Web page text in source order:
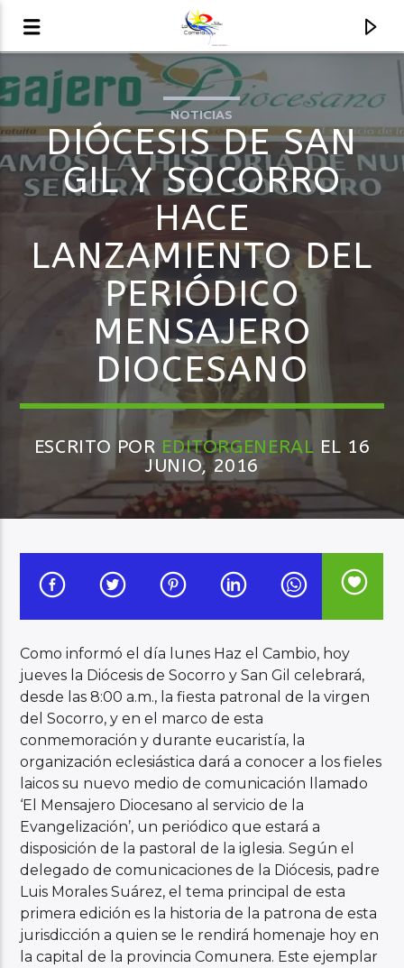
AUDIO EN VIVO
LA COMETA, SEÑALES A CIELO ABIERTO
Audio en Vivo
NOTICIAS
DIÓCESIS DE SAN
GIL Y SOCORRO
HACE
LANZAMIENTO DEL
PERIÓDICO
MENSAJERO
DIOCESANO
ESCRITO POR EDITORGENERAL EL 16
JUNIO, 2016
Como informó el día lunes Haz el Cambio, hoy
jueves la Diócesis de Socorro y San Gil celebrará,
desde las 8:00 a.m., la fiesta patronal de la virgen
del Socorro, y en el marco de esta
conmemoración y durante eucaristía, la
organización eclesiástica dará a conocer a los fieles
laicos su nuevo medio de comunicación llamado
‘El Mensajero Diocesano al servicio de la
Evangelización’, un periódico que estará a
disposición de la pastoral de la iglesia. Según el
delegado de comunicaciones de la Diócesis, padre
Luis Morales Suárez, el tema principal de esta
primera edición es la historia de la patrona de esta
jurisdicción a quien se le rendirá homenaje hoy en
la capital de la provincia Comunera. Este ejemplar